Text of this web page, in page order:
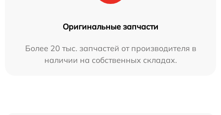
Оригинальные запчасти
Более 20 тыс. запчастей от производителя в
наличии на собственных складах.